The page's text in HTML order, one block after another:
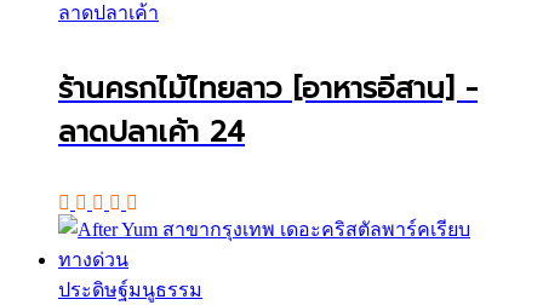
ลาดปลาเค้า
ร้านครกไม้ไทยลาว [อาหารอีสาน] -
ลาดปลาเค้า 24
ประดิษฐ์มนูธรรม